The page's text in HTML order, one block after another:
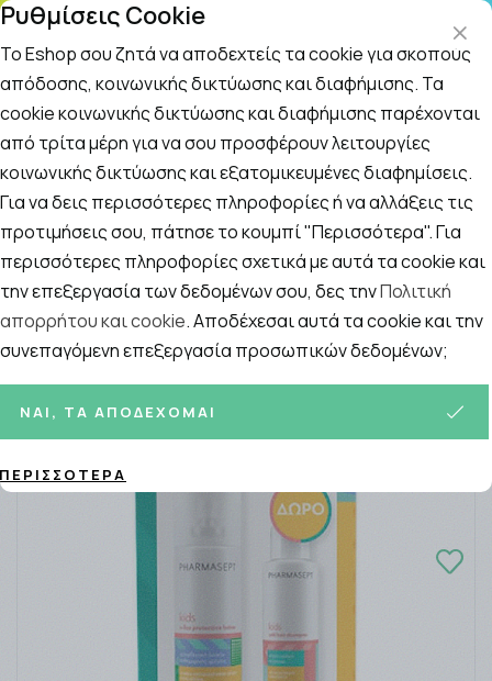
Αναζήτηση
Αρχική / Εταιρίες / Pharmasept / Pharmasept Kids X-Lice
Pharmasept Kids X-Lice Protective
Lotion 100ml & Soft Hair Shampoo
100ml
Ρυθμίσεις Cookie
Το Eshop σου ζητά να αποδεχτείς τα cookie για σκοπούς
απόδοσης, κοινωνικής δικτύωσης και διαφήμισης. Τα
cookie κοινωνικής δικτύωσης και διαφήμισης παρέχονται
από τρίτα μέρη για να σου προσφέρουν λειτουργίες
κοινωνικής δικτύωσης και εξατομικευμένες διαφημίσεις.
Για να δεις περισσότερες πληροφορίες ή να αλλάξεις τις
προτιμήσεις σου, πάτησε το κουμπί "Περισσότερα". Για
περισσότερες πληροφορίες σχετικά με αυτά τα cookie και
την επεξεργασία των δεδομένων σου, δες τηνΠολιτική
απορρήτου και cookie. Αποδέχεσαι αυτά τα cookie και την
συνεπαγόμενη επεξεργασία προσωπικών δεδομένων;
ΝΑΙ, ΤΑ ΑΠΟΔΈΧΟΜΑΙ
ΠΕΡΙΣΣΌΤΕΡΑ